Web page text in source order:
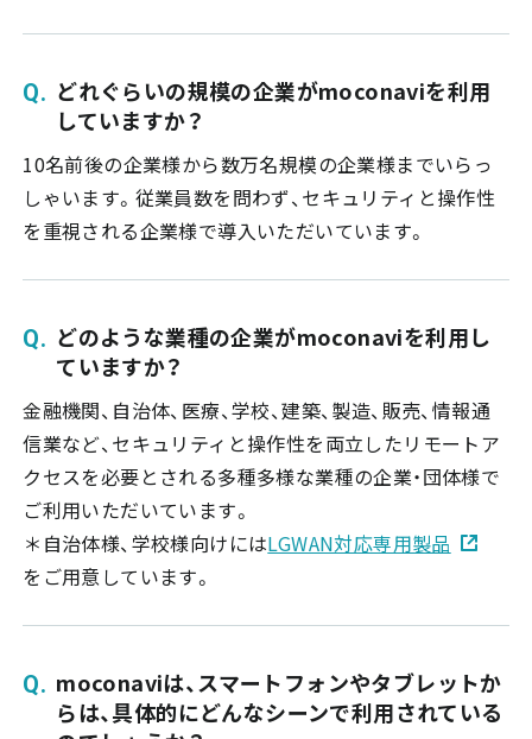
どれぐらいの規模の企業がmoconaviを利用
していますか？
10名前後の企業様から数万名規模の企業様までいらっ
しゃいます。従業員数を問わず、セキュリティと操作性
を重視される企業様で導入いただいています。
どのような業種の企業がmoconaviを利用し
ていますか？
金融機関、自治体、医療、学校、建築、製造、販売、情報通
信業など、セキュリティと操作性を両立したリモートア
クセスを必要とされる多種多様な業種の企業・団体様で
ご利用いただいています。
＊自治体様、学校様向けにはLGWAN対応専用製品
をご用意しています。
moconaviは、スマートフォンやタブレットか
らは、具体的にどんなシーンで利用されている